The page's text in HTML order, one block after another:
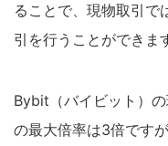
ることで、現物取引で
引を行うことができま
Bybit（バイビット）
の最大倍率は3倍です